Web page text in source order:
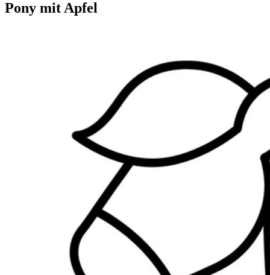
Pony mit Apfel